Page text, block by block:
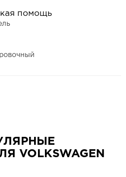
помощь
VOLKSWAGEN